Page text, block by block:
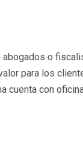
o
para los
cuenta con